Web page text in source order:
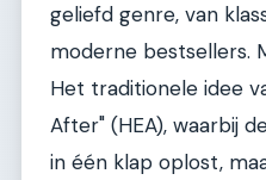
geliefd genre, van
moderne bestsellers.
Het traditionele idee
After" (HEA), waarbij
in één klap oplost,